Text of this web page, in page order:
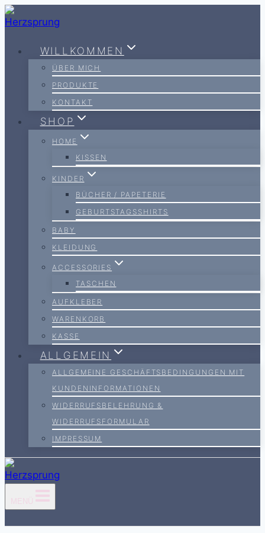
Zum
Inhalt
springen
WILLKOMMEN
ÜBER MICH
PRODUKTE
KONTAKT
SHOP
HOME
KISSEN
KINDER
BÜCHER / PAPETERIE
GEBURTSTAGSSHIRTS
BABY
KLEIDUNG
ACCESSORIES
TASCHEN
AUFKLEBER
WARENKORB
KASSE
ALLGEMEIN
ALLGEMEINE GESCHÄFTSBEDINGUNGEN MIT
KUNDENINFORMATIONEN
WIDERRUFSBELEHRUNG &
WIDERRUFSFORMULAR
IMPRESSUM
MENÜ